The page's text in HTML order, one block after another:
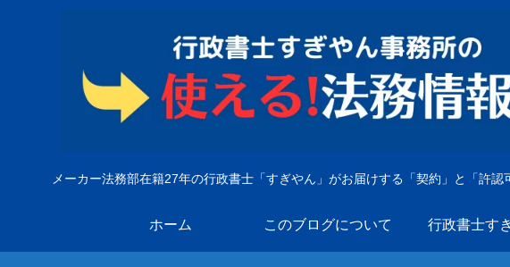
メーカー法務部在籍27年の行政書士「すぎやん」がお届けする「契約」と「許認
ホーム このブログについて 行政書士す